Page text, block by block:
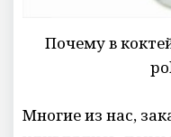
Почему в
Многие из нас,